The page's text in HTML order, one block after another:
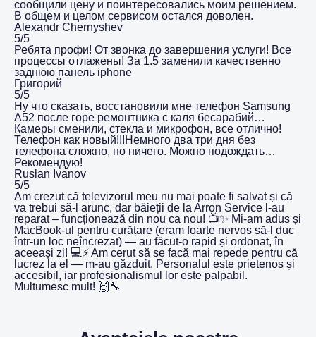
сообщили цену и поинтересовались моим решением.
В общем и целом сервисом остался доволен.
Alexandr Chernyshev
5/5
Ребята профи! От звонка до завершения услуги! Все
процессы отлажены! За 1.5 заменили качественно
заднюю панель iphone
Григорий
5/5
Ну что сказать, восстановили мне телефон Samsung
A52 после горе ремонтника с каля бесарабий…
Камеры сменили, стекла и микрофон, все отлично!
Телефон как новый!!!Немного два три дня без
телефона сложно, но ничего. Можно подождать…
Рекомендую!
Ruslan Ivanov
5/5
Am crezut că televizorul meu nu mai poate fi salvat și că
va trebui să-l arunc, dar băieții de la Arron Service l-au
reparat – funcționează din nou ca nou! 📺✨ Mi-am adus și
MacBook-ul pentru curățare (eram foarte nervos să-l duc
într-un loc neîncrezat) — au făcut-o rapid și ordonat, în
aceeași zi! 💻⚡️ Am cerut să se facă mai repede pentru că
lucrez la el — m-au găzduit. Personalul este prietenos și
accesibil, iar profesionalismul lor este palpabil.
Multumesc mult! 🙌🔧